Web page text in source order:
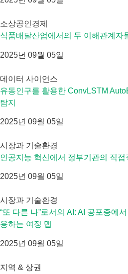
소상공인경제
식품배달산업에서의 두 이해관계자
2025년 09월 05일
데이터 사이언스
유동인구를 활용한 ConvLSTM
탐지
2025년 09월 05일
시장과 기술환경
인공지능 혁신에서 정부기관의 직접
2025년 09월 05일
시장과 기술환경
“또 다른 나”로서의 AI: AI 공포증에
용하는 여정 맵
2025년 09월 05일
지역 & 상권